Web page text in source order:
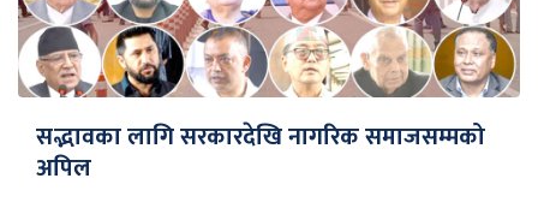
सद्भावका लागि सरकारदेखि नागरिक समाजसम्मको
अपिल